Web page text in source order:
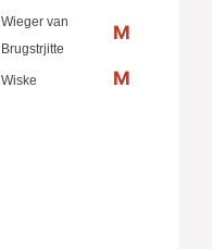
Wieger van
Brugstrjitte
M
Wiske M